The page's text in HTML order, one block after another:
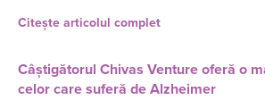
Citește articolul complet
Câștigătorul Chivas Venture oferă o
celor care suferă de Alzheimer